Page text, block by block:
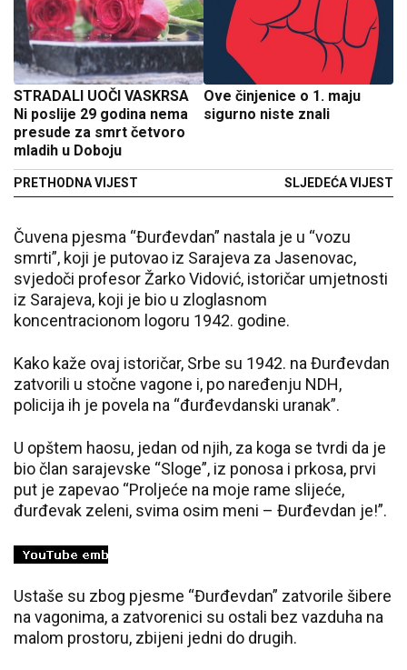
STRADALI UOČI VASKRSA
Ni poslije 29 godina nema
presude za smrt četvoro
mladih u Doboju
PRETHODNA VIJEST
Ove činjenice o 1. maju
sigurno niste znali
SLJEDEĆA VIJEST
Čuvena pjesma “Đurđevdan” nastala je u “vozu
smrti”, koji je putovao iz Sarajeva za Jasenovac,
svjedoči profesor Žarko Vidović, istoričar umjetnosti
iz Sarajeva, koji je bio u zloglasnom
koncentracionom logoru 1942. godine.
Kako kaže ovaj istoričar, Srbe su 1942. na Đurđevdan
zatvorili u stočne vagone i, po naređenju NDH,
policija ih je povela na “đurđevdanski uranak”.
U opštem haosu, jedan od njih, za koga se tvrdi da je
bio član sarajevske “Sloge”, iz ponosa i prkosa, prvi
put je zapevao “Proljeće na moje rame slijeće,
đurđevak zeleni, svima osim meni – Đurđevdan je!”.
Ustaše su zbog pjesme “Đurđevdan” zatvorile šibere
na vagonima, a zatvorenici su ostali bez vazduha na
malom prostoru, zbijeni jedni do drugih.